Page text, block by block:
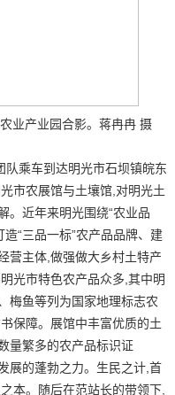
业产业园合影。蒋冉冉 摄
乘车到达明光市石坝镇皖东
市农展馆与土壤馆,对明光土
。近年来明光围绕“农业品
“三品一标”农产品品牌、建
营主体,做强做大乡村土特产
光市特色农产品众多,其中明
梅鱼等列为国家地理标志农
保障。展馆中丰富优质的土
量繁多的农产品标识证
的蓬勃之力。生民之计,首
本。随后在范站长的带领下,